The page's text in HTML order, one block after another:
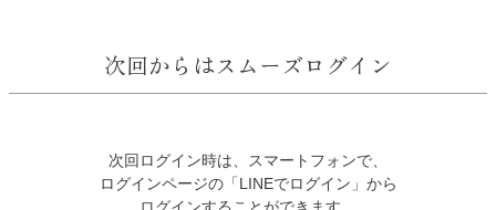
次回からはスムーズログイン
次回ログイン時は、スマートフォンで、
ログインページの「LINEでログイン」から
ログインすることができます。